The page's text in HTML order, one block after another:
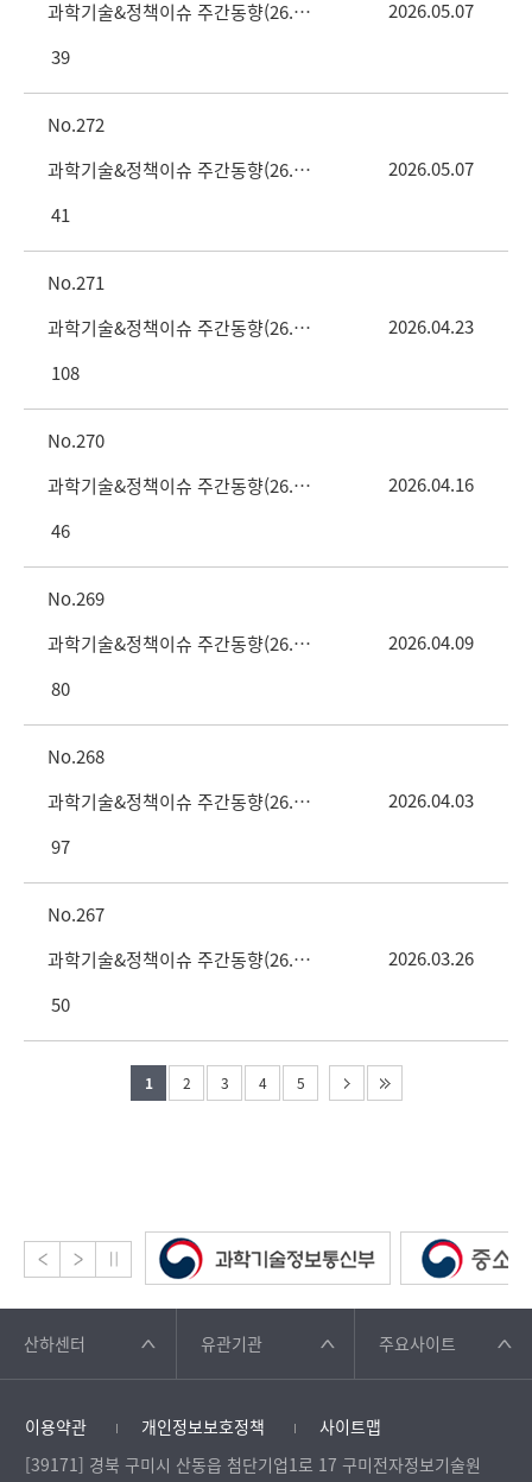
과학기술&정책이슈 주간동향(26. 5. 7. vol.18호)
2026.05.07
39
272
과학기술&정책이슈 주간동향(26. 4. 30. vol.17호)
2026.05.07
41
271
과학기술&정책이슈 주간동향(26. 4. 23. vol.16호)
2026.04.23
108
270
과학기술&정책이슈 주간동향(26. 4. 16. vol.15호)
2026.04.16
46
269
과학기술&정책이슈 주간동향(26. 4. 9. vol.14호)
2026.04.09
80
268
과학기술&정책이슈 주간동향(26. 4. 2. vol.13호)
2026.04.03
97
267
과학기술&정책이슈 주간동향(26. 3. 26. vol.12호)
2026.03.26
50
1 2 3 4 5
산하센터 유관기관 주요사이트
이용약관 개인정보보호정책
사이트맵
[39171] 경북 구미시 산동읍 첨단기업1로 17 구미전자정보기술원